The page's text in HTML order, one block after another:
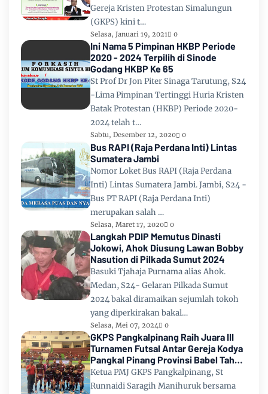
Gereja Kristen Protestan Simalungun
(GKPS) kini t…
Selasa, Januari 19, 2021 0
Ini Nama 5 Pimpinan HKBP Periode
2020 - 2024 Terpilih di Sinode
Godang HKBP Ke 65
St Prof Dr Jon Piter Sinaga Tarutung, S24
-Lima Pimpinan Tertinggi Huria Kristen
Batak Protestan (HKBP) Periode 2020-
2024 telah t…
Sabtu, Desember 12, 2020 0
Bus RAPI (Raja Perdana Inti) Lintas
Sumatera Jambi
Nomor Loket Bus RAPI (Raja Perdana
Inti) Lintas Sumatera Jambi. Jambi, S24 -
Bus PT RAPI (Raja Perdana Inti)
merupakan salah …
Selasa, Maret 17, 2020 0
Langkah PDIP Memutus Dinasti
Jokowi, Ahok Diusung Lawan Bobby
Nasution di Pilkada Sumut 2024
Basuki Tjahaja Purnama alias Ahok.
Medan, S24- Gelaran Pilkada Sumut
2024 bakal diramaikan sejumlah tokoh
yang diperkirakan bakal…
Selasa, Mei 07, 2024 0
GKPS Pangkalpinang Raih Juara III
Turnamen Futsal Antar Gereja Kodya
Pangkal Pinang Provinsi Babel Tahun
2024
Ketua PMJ GKPS Pangkalpinang, St
Runnaidi Saragih Manihuruk bersama